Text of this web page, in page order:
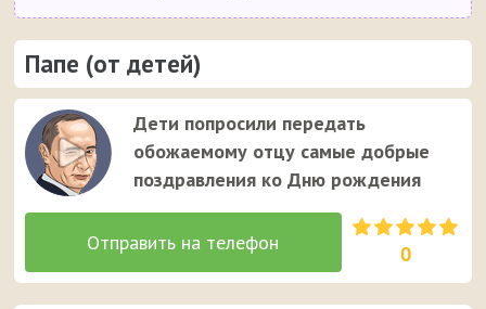
Папе (от детей)
Дети попросили передать
обожаемому отцу самые добрые
поздравления ко Дню рождения
0